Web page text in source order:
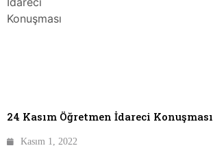
24 Kasım Öğretmen İdareci Konuşması
Kasım 1, 2022